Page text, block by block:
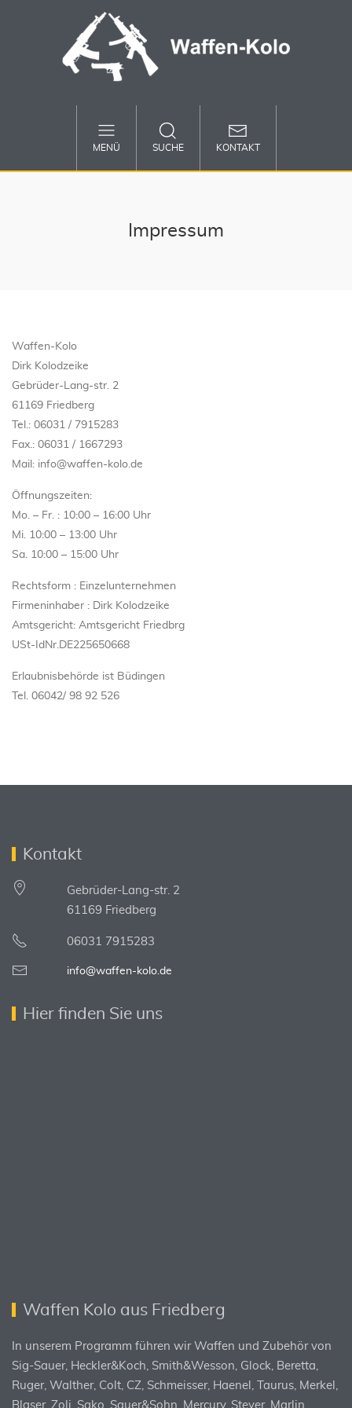
MENÜ SUCHE KONTAKT
Impressum
Waffen-Kolo
Dirk Kolodzeike
Gebrüder-Lang-str. 2
61169 Friedberg
Tel.: 06031 / 7915283
Fax.: 06031 / 1667293
Mail: info@waffen-kolo.de
Öffnungszeiten:
Mo. – Fr. : 10:00 – 16:00 Uhr
Mi. 10:00 – 13:00 Uhr
Sa. 10:00 – 15:00 Uhr
Rechtsform : Einzelunternehmen
Firmeninhaber : Dirk Kolodzeike
Amtsgericht: Amtsgericht Friedbrg
USt-IdNr.DE225650668
Erlaubnisbehörde ist Büdingen
Tel. 06042/ 98 92 526
Kontakt
Gebrüder-Lang-str. 2
61169 Friedberg
06031 7915283
info@waffen-kolo.de
Hier finden Sie uns
Waffen Kolo aus Friedberg
In unserem Programm führen wir Waffen und Zubehör von
Sig-Sauer, Heckler&Koch, Smith&Wesson, Glock, Beretta,
Ruger, Walther, Colt, CZ, Schmeisser, Haenel, Taurus, Merkel,
Blaser, Zoli, Sako, Sauer&Sohn, Mercury, Steyer, Marlin,